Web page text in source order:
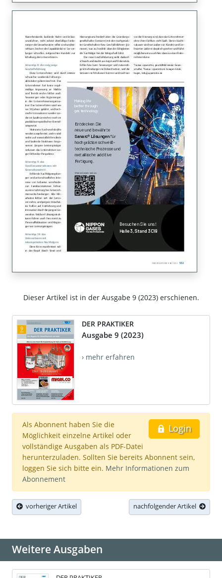
Dieser Artikel ist in der Ausgabe 9 (2023) erschienen.
DER PRAKTIKER
Ausgabe 9 (2023)
› mehr erfahren
Login
Als Abonnent haben Sie die
Möglichkeit einzelne Artikel oder
vollständige Ausgaben als PDF-Datei
herunterzuladen. Sollten Sie bereits Abonnent sein,
loggen Sie sich bitte ein. Mehr Informationen zum
Abonnement
vorheriger Artikel nachfolgender Artikel
Weitere Ausgaben